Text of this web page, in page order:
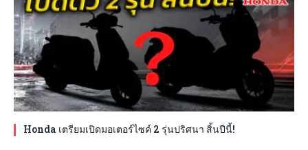
Honda เตรียมเปิดมอเตอร์ไซค์ 2 รุ่นปริศนา สิ้นปีนี้!